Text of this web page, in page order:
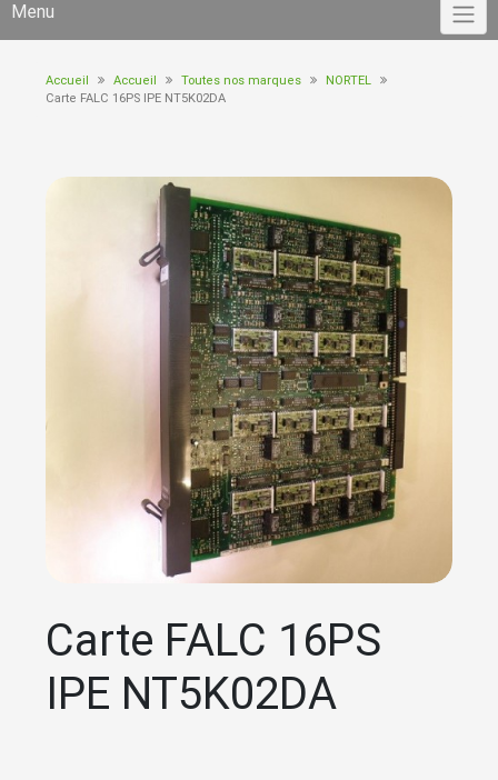
Menu
Accueil Accueil Toutes nos marques
NORTEL
Carte FALC 16PS IPE NT5K02DA
Carte FALC 16PS
IPE NT5K02DA